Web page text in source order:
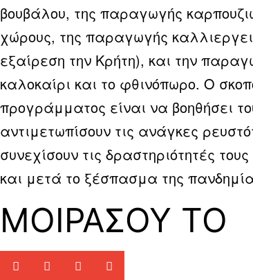
βουβάλου, της παραγωγής
χώρους, της παραγωγής
εξαίρεση την Κρήτη), και την
καλοκαίρι και το φθινόπωρο. Ο
προγράμματος είναι να βοηθήσει
αντιμετωπίσουν τις ανάγκες
συνεχίσουν τις δραστηριότητές
και μετά το ξέσπασμα της
ΜΟΙΡΑΣΟΥ ΤΟ